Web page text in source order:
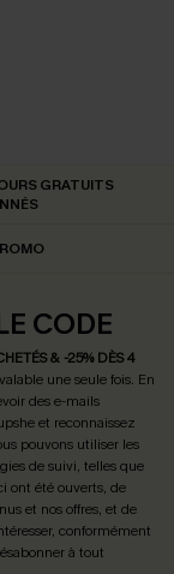
GRATUITS
CODE
& -25% DÈS 4
une seule fois. En
des e-mails
et reconnaissez
pouvons utiliser les
de suivi, telles que
ont été ouverts, de
et nos offres, et de
conformément
à tout